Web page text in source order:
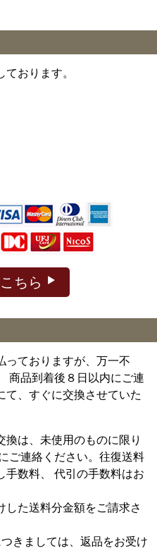
おります。
ちら
っておりますが、万一不
商品到着後８日以内にご連
て、すぐに交換させていた
換は、未使用のものに限り
ご連絡ください。往復送料
手数料、 代引の手数料はお
した送料分金額をご請求さ
きましては、返品をお受け